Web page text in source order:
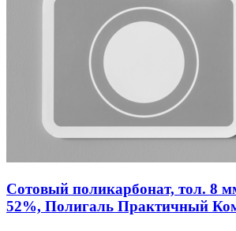
Сотовый поликарбонат, тол. 8
52%, Полигаль Практичный